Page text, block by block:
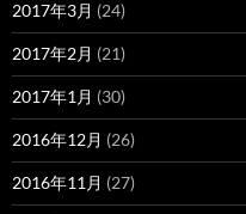
2017年3月 (24)
2017年2月 (21)
2017年1月 (30)
2016年12月 (26)
2016年11月 (27)